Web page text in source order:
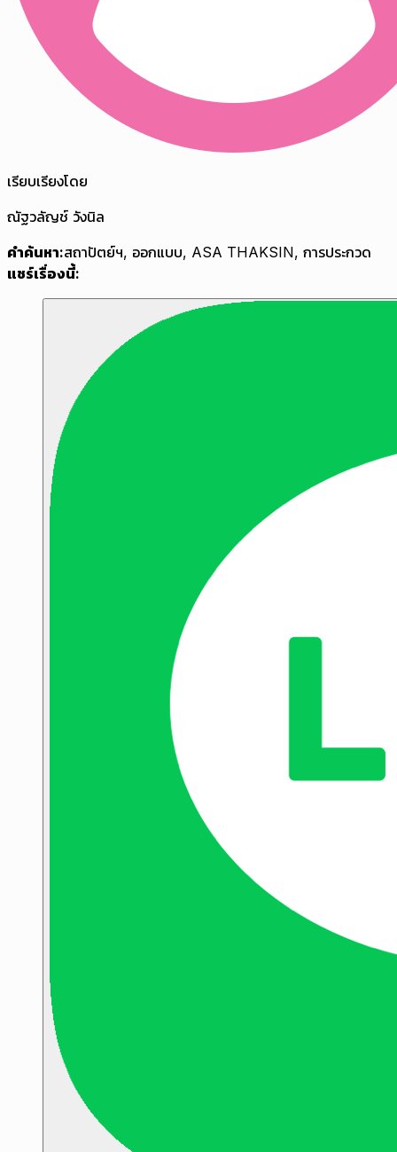
เรียบเรียงโดย
ณัฐวลัญช์ วังนิล
คำค้นหา:สถาปัตย์ฯ, ออกแบบ, ASA THAKSIN, การประกวด
แชร์เรื่องนี้: